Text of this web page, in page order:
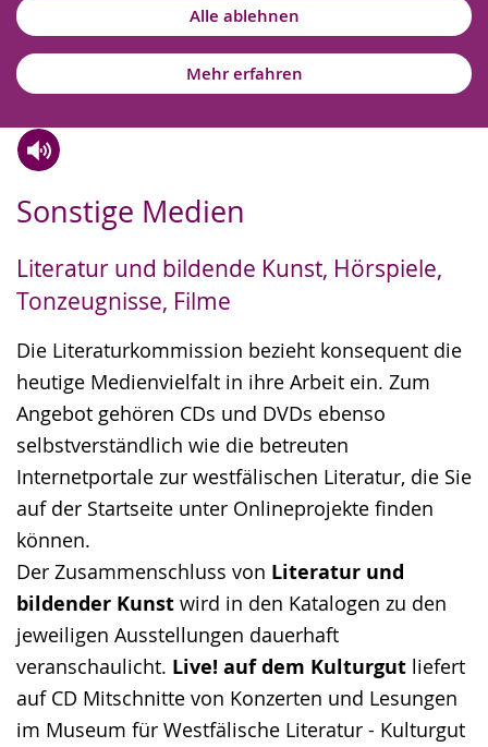
Alle ablehnen
Mehr erfahren
Sonstige Medien
Literatur und bildende Kunst, Hörspiele,
Tonzeugnisse, Filme
Die Literaturkommission bezieht konsequent die
heutige Medienvielfalt in ihre Arbeit ein. Zum
Angebot gehören CDs und DVDs ebenso
selbstverständlich wie die betreuten
Internetportale zur westfälischen Literatur, die Sie
auf der Startseite unter Onlineprojekte finden
können.
Der Zusammenschluss von Literatur und
bildender Kunst wird in den Katalogen zu den
jeweiligen Ausstellungen dauerhaft
veranschaulicht. Live! auf dem Kulturgut liefert
auf CD Mitschnitte von Konzerten und Lesungen
im Museum für Westfälische Literatur - Kulturgut
Leichten
wechseln.
Audio-
Video
Deutscher
Gebärdensprache
wird
angezeigt.